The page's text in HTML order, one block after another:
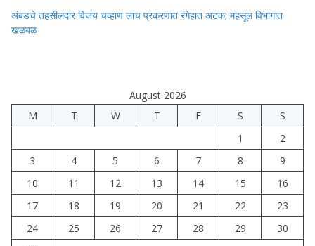
अंबडचे तहसीलदार विजय चव्हाण लाच प्रकरणात रंगेहात अटक; महसूल विभागात
खळबळ
August 2026
M
T W T F S
S
1
2
3
4 5 6 7 8
9
10
11 12 13 14 15
16
17
18 19 20 21 22
23
24
25 26 27 28 29
30